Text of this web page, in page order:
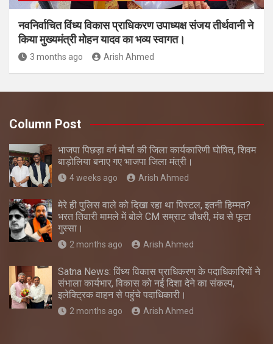
नवनिर्वाचित विंध्य विकास प्राधिकरण उपाध्यक्ष संजय तीर्थवानी ने
किया मुख्यमंत्री मोहन यादव का भव्य स्वागत।
3 months ago Arish Ahmed
Column Post
भाजपा पिछड़ा वर्ग मोर्चा की जिला कार्यकारिणी घोषित, शिवम
बाड़ोलिया बनाए गए भाजपा जिला मंत्री।
4 weeks ago Arish Ahmed
मेरे ही पुलिस वाले को दिखा रहा था पिस्टल, इतनी हिम्मत?
भरत तिवारी मामले में बोले CM सम्राट चौधरी, मंच से फूटा
गुस्सा।
2 months ago Arish Ahmed
Satna News: विंध्य विकास प्राधिकरण के पदाधिकारियों ने
संभाला कार्यभार, विकास को नई दिशा देने का संकल्प,
इलेक्ट्रिक वाहन से पहुंचे पदाधिकारी।
2 months ago Arish Ahmed